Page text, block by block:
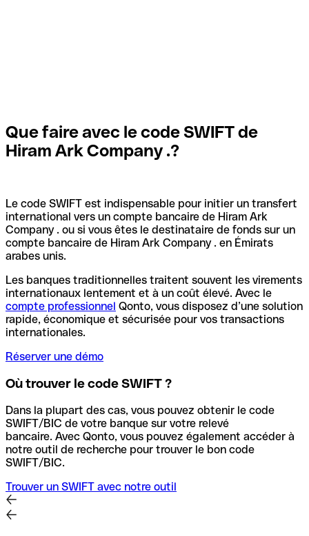
Que faire avec le code SWIFT de
Hiram Ark Company .?
Le code SWIFT est indispensable pour initier un transfert
international vers un compte bancaire de Hiram Ark
Company . ou si vous êtes le destinataire de fonds sur un
compte bancaire de Hiram Ark Company . en Émirats
arabes unis.
Les banques traditionnelles traitent souvent les virements
internationaux lentement et à un coût élevé. Avec le
compte professionnel Qonto, vous disposez d’une solution
rapide, économique et sécurisée pour vos transactions
internationales.
Réserver une démo
Où trouver le code SWIFT ?
Dans la plupart des cas, vous pouvez obtenir le code
SWIFT/BIC de votre banque sur votre relevé
bancaire. Avec Qonto, vous pouvez également accéder à
notre outil de recherche pour trouver le bon code
SWIFT/BIC.
Trouver un SWIFT avec notre outil